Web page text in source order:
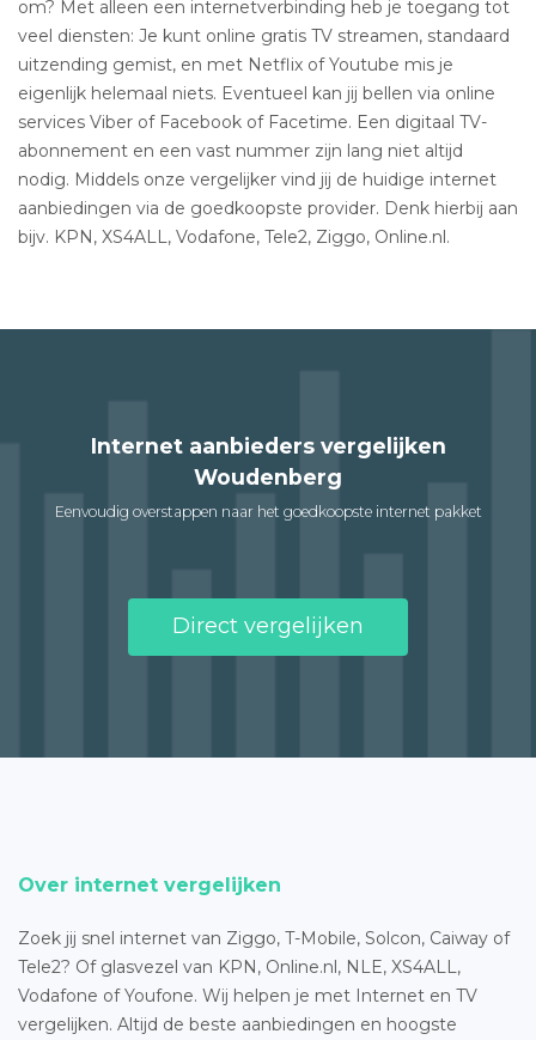
om? Met alleen een internetverbinding heb je toegang tot
veel diensten: Je kunt online gratis TV streamen, standaard
uitzending gemist, en met Netflix of Youtube mis je
eigenlijk helemaal niets. Eventueel kan jij bellen via online
services Viber of Facebook of Facetime. Een digitaal TV-
abonnement en een vast nummer zijn lang niet altijd
nodig. Middels onze vergelijker vind jij de huidige internet
aanbiedingen via de goedkoopste provider. Denk hierbij aan
bijv. KPN, XS4ALL, Vodafone, Tele2, Ziggo, Online.nl.
Internet aanbieders vergelijken
Woudenberg
Eenvoudig overstappen naar het goedkoopste internet pakket
Direct vergelijken
Over internet vergelijken
Zoek jij snel internet van Ziggo, T-Mobile, Solcon, Caiway of
Tele2? Of glasvezel van KPN, Online.nl, NLE, XS4ALL,
Vodafone of Youfone. Wij helpen je met Internet en TV
vergelijken. Altijd de beste aanbiedingen en hoogste